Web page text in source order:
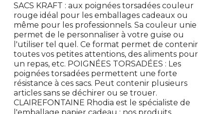
SACS KRAFT : aux poignées torsadées couleur
rouge idéal pour les emballages cadeaux ou
même pour les professionnels. Sa couleur unie
permet de le personnaliser à votre guise ou
l'utiliser tel quel. Ce format permet de contenir
toutes vos petites attentions, des aliments pour
un repas, etc. POIGNÉES TORSADÉES : Les
poignées torsadées permettent une forte
résistance à ces sacs. Peut contenir plusieurs
articles sans se déchirer ou se trouer.
CLAIREFONTAINE Rhodia est le spécialiste de